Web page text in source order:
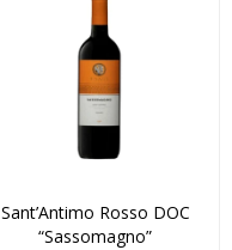
Sant’Antimo Rosso DOC
“Sassomagno”